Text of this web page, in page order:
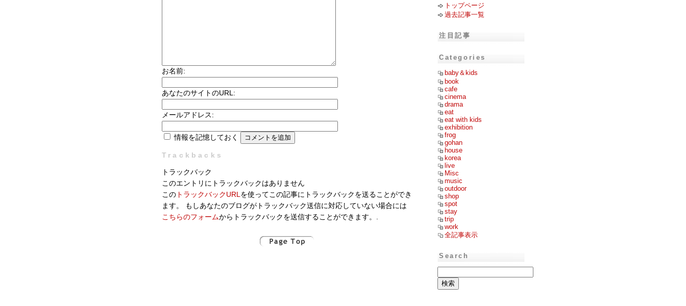
お名前:
あなたのサイトのURL:
メールアドレス:
情報を記憶しておく
Trackbacks
トラックバック
このエントリにトラックバックはありません
この トラックバックURL を使ってこの記事にトラックバックを送ることができ
ます。 もしあなたのブログがトラックバック送信に対応していない場合には
こちらのフォームからトラックバックを送信することができます。.
トップページ
過去記事一覧
注目記事
Categories
baby＆kids
book
cafe
cinema
drama
eat
eat with kids
exhibition
frog
gohan
house
korea
live
Misc
music
outdoor
shop
spot
stay
trip
work
全記事表示
Search